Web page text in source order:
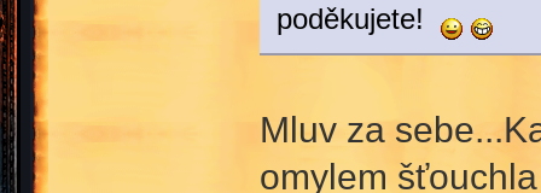
poděkujete!
Mluv za
omylem